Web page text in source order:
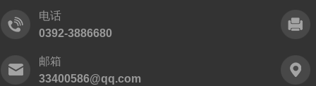
电话
0392-3886680
邮箱
33400586@qq.com